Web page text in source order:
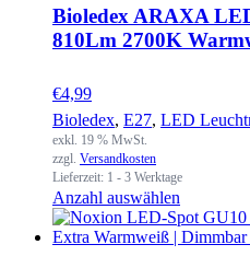
Bioledex ARAXA
810Lm 2700K
€4,99
Bioledex, E27, LED
exkl. 19 % MwSt.
zzgl. Versandkosten
Lieferzeit: 1 - 3 Werktage
Anzahl auswählen